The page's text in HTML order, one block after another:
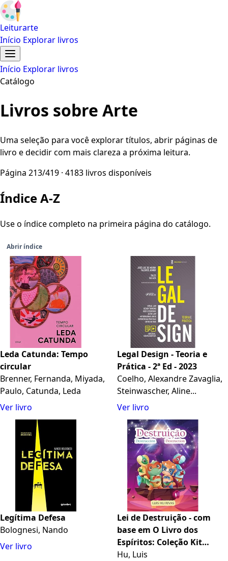
Leiturarte
Início Explorar livros
Início Explorar livros
Catálogo
Livros sobre Arte
Uma seleção para você explorar títulos, abrir páginas de
livro e decidir com mais clareza a próxima leitura.
Página 213/419 · 4183 livros disponíveis
Índice A-Z
Use o índice completo na primeira página do catálogo.
Abrir índice
Leda Catunda: Tempo
circular
Brenner, Fernanda, Miyada,
Paulo, Catunda, Leda
Ver livro
Legal Design - Teoria e
Prática - 2ª Ed - 2023
Coelho, Alexandre Zavaglia,
Steinwascher, Aline...
Ver livro
Legítima Defesa
Bolognesi, Nando
Ver livro
Lei de Destruição - com
base em O Livro dos
Espíritos: Coleção Kit
Evangelho
Hu, Luis